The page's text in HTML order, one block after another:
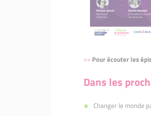
>> Pour écouter les
Dans les
Changer le monde